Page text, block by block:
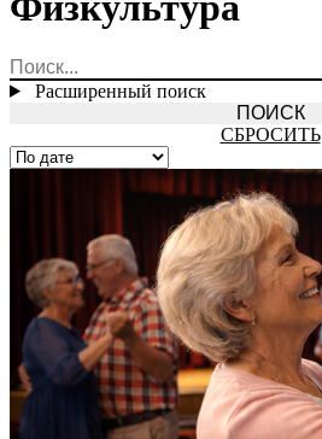
Расширенный поиск
СБРОСИТЬ